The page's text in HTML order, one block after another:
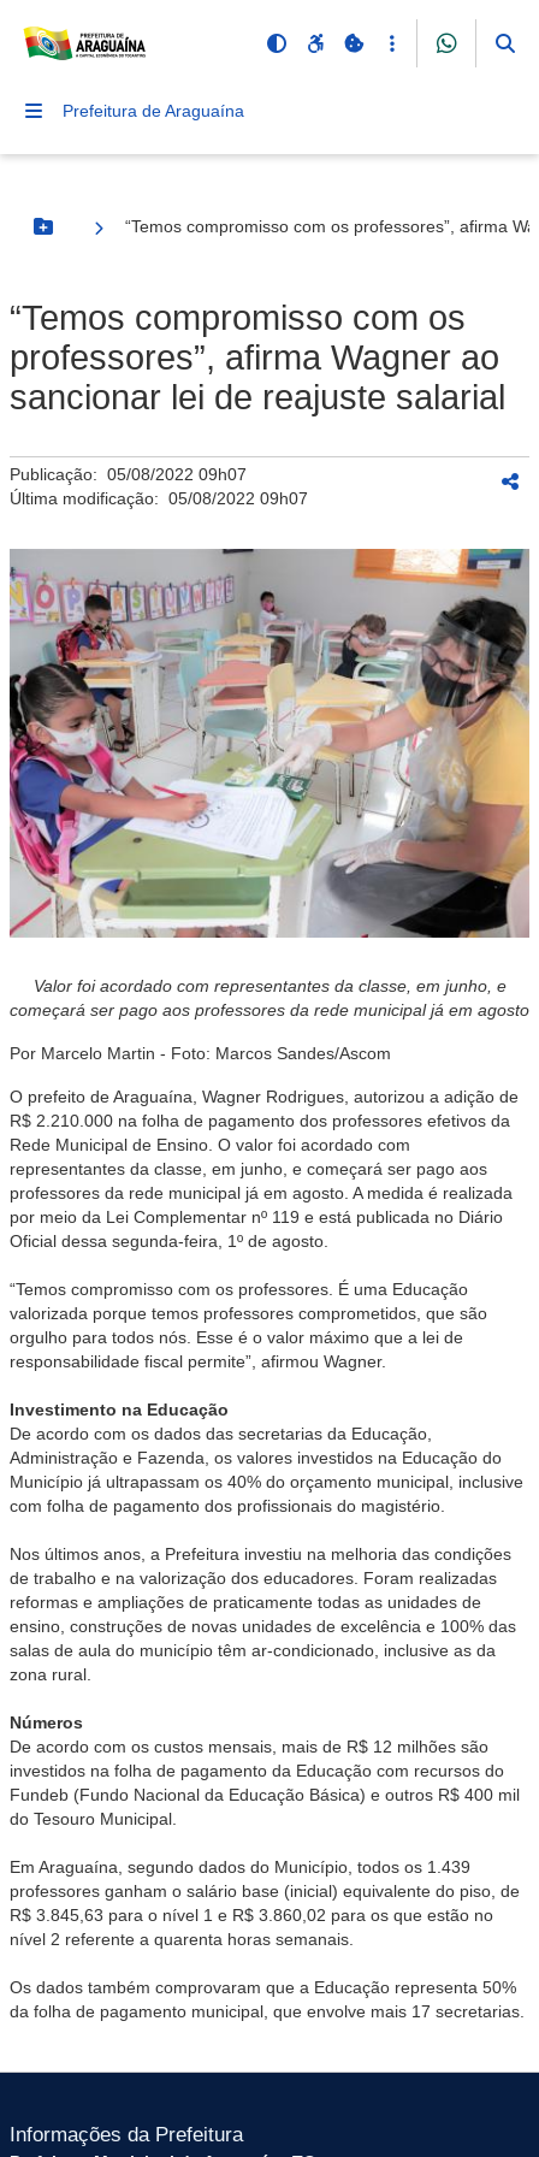
Prefeitura de Araguaína
Botão Menu
“Temos compromisso com os professores”, afirma
“Temos compromisso com os
professores”, afirma Wagner ao
sancionar lei de reajuste salarial
Publicação: 05/08/2022 09h07
Última modificação: 05/08/2022 09h07
Valor foi acordado com representantes da classe, em junho, e
começará ser pago aos professores da rede municipal já em agosto
Por Marcelo Martin - Foto: Marcos Sandes/Ascom
O prefeito de Araguaína, Wagner Rodrigues, autorizou a adição de
R$ 2.210.000 na folha de pagamento dos professores efetivos da
Rede Municipal de Ensino. O valor foi acordado com
representantes da classe, em junho, e começará ser pago aos
professores da rede municipal já em agosto. A medida é realizada
por meio da Lei Complementar nº 119 e está publicada no Diário
Oficial dessa segunda-feira, 1º de agosto.
“Temos compromisso com os professores. É uma Educação
valorizada porque temos professores comprometidos, que são
orgulho para todos nós. Esse é o valor máximo que a lei de
responsabilidade fiscal permite”, afirmou Wagner.
Investimento na Educação
De acordo com os dados das secretarias da Educação,
Administração e Fazenda, os valores investidos na Educação do
Município já ultrapassam os 40% do orçamento municipal, inclusive
com folha de pagamento dos profissionais do magistério.
Nos últimos anos, a Prefeitura investiu na melhoria das condições
de trabalho e na valorização dos educadores. Foram realizadas
reformas e ampliações de praticamente todas as unidades de
ensino, construções de novas unidades de excelência e 100% das
salas de aula do município têm ar-condicionado, inclusive as da
zona rural.
Números
De acordo com os custos mensais, mais de R$ 12 milhões são
investidos na folha de pagamento da Educação com recursos do
Fundeb (Fundo Nacional da Educação Básica) e outros R$ 400 mil
do Tesouro Municipal.
Em Araguaína, segundo dados do Município, todos os 1.439
professores ganham o salário base (inicial) equivalente do piso, de
R$ 3.845,63 para o nível 1 e R$ 3.860,02 para os que estão no
nível 2 referente a quarenta horas semanais.
Os dados também comprovaram que a Educação representa 50%
da folha de pagamento municipal, que envolve mais 17 secretarias.
Informações da Prefeitura